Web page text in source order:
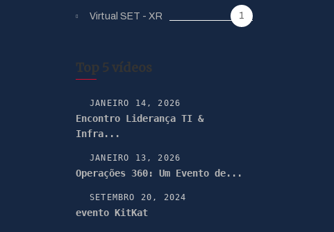
Virtual SET - XR 1
Top 5 vídeos
JANEIRO 14, 2026
Encontro Liderança TI &
Infra...
JANEIRO 13, 2026
Operações 360: Um Evento de...
SETEMBRO 20, 2024
evento KitKat